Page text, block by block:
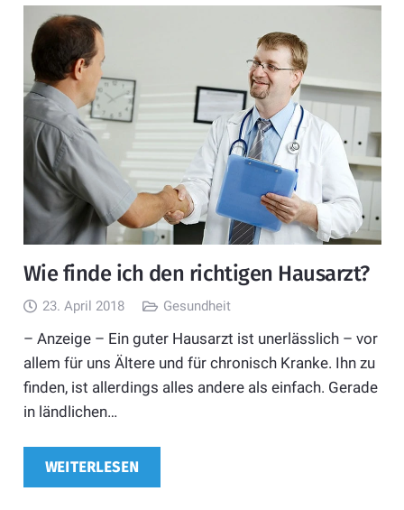
Wie finde ich den richtigen Hausarzt?
23. April 2018 Gesundheit
– Anzeige – Ein guter Hausarzt ist unerlässlich – vor
allem für uns Ältere und für chronisch Kranke. Ihn zu
finden, ist allerdings alles andere als einfach. Gerade
in ländlichen…
WEITERLESEN